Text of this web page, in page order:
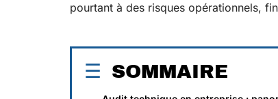
pourtant à des risques opérationnels,
SOMMAIRE